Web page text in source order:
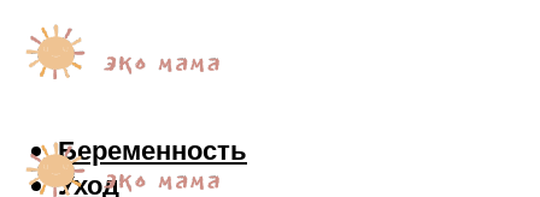
Беременность
Уход